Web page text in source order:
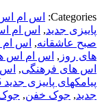
Categories: اس ام
پاییزی جدید, اس ام
صبح عاشقانه, اس
های روز , اس ام اس
اس های فرهنگی,
پیامکهای پاییزی جدید 95
جدید, جوک خفن,